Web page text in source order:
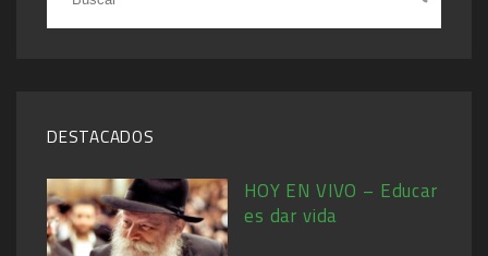
DESTACADOS
HOY EN VIVO – Educar
es dar vida